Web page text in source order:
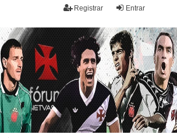
Entrar
Registrar